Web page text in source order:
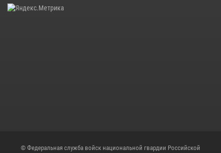
© Федеральная служба войск национальной гвардии Российской